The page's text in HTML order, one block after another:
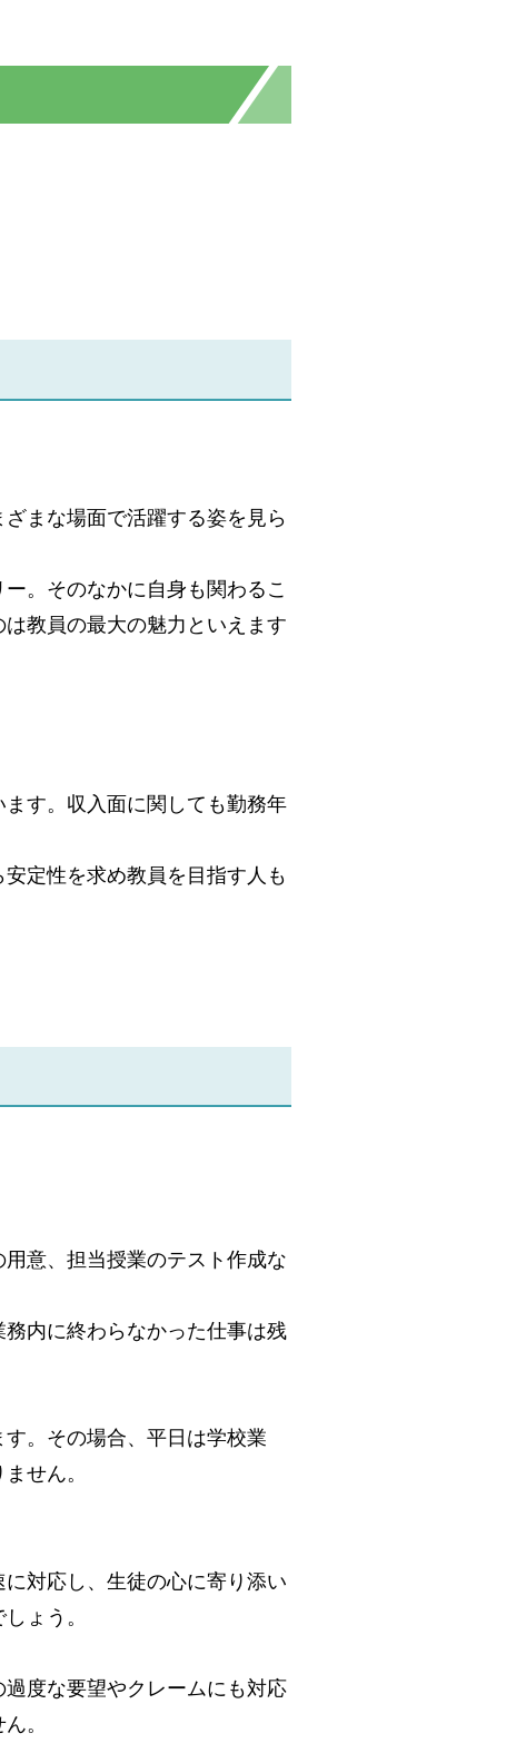
まな場面で活躍する姿を見ら
。そのなかに自身も関わるこ
教員の最大の魅力といえます
す。収入面に関しても勤務年
定性を求め教員を目指す人も
意、担当授業のテスト作成な
内に終わらなかった仕事は残
。その場合、平日は学校業
せん。
対応し、生徒の心に寄り添い
ょう。
度な要望やクレームにも対応
。